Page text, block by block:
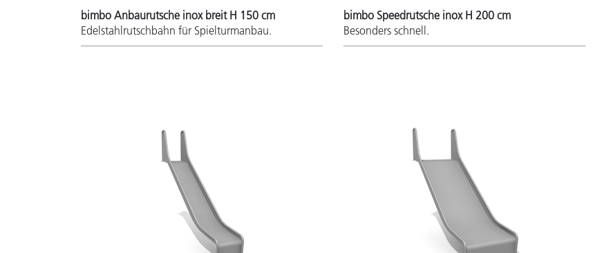
bimbo Anbaurutsche inox breit H 150 cm
Edelstahlrutschbahn für Spielturmanbau.
bimbo Speedrutsche inox H 200 cm
Besonders schnell.